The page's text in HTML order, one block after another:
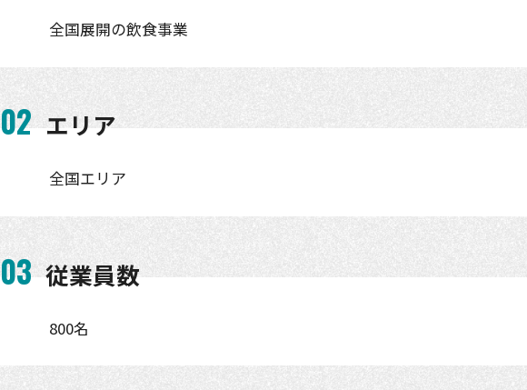
全国展開の飲食事業
02 エリア
全国エリア
03 従業員数
800名